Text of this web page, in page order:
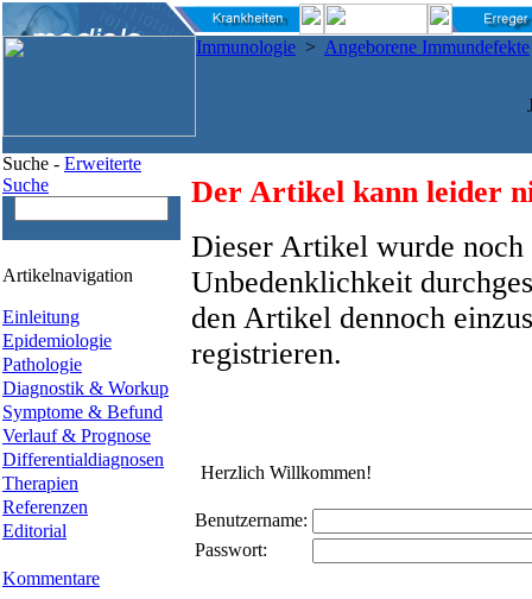
Immunologie > Angeborene Immundefekte
Suche - Erweiterte
Suche
Artikelnavigation
Einleitung
Epidemiologie
Pathologie
Diagnostik & Workup
Symptome & Befund
Verlauf & Prognose
Differentialdiagnosen
Therapien
Referenzen
Editorial
Kommentare
Der Artikel kann leider
Dieser Artikel wurde
Unbedenklichkeit
den Artikel dennoch
registrieren.
Herzlich Willkommen!
Benutzername:
Passwort: